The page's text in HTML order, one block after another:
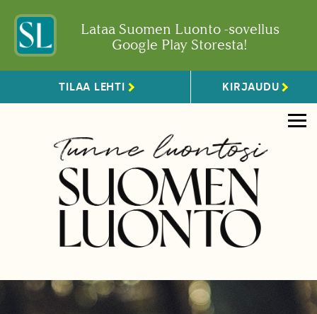
Lataa Suomen Luonto -sovellus
Google Play Storesta!
TILAA LEHTI KIRJAUDU